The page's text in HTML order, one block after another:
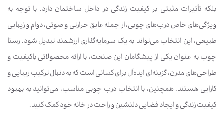
بلکه تأثیرات مثبتی بر کیفیت زندگی در داخل ساختمان دارد. با توجه به
ویژگی‌های خاص درب‌های چوبی، از جمله عایق حرارتی و صوتی، دوام و زیبایی
طبیعی، این انتخاب می‌تواند به یک سرمایه‌گذاری ارزشمند تبدیل شود. رستا
چوب به عنوان یکی از پیشگامان این صنعت، با ارائه محصولاتی باکیفیت و
طراحی‌های مدرن، گزینه‌ای ایده‌آل برای کسانی است که به دنبال ترکیب زیبایی و
کارایی هستند. همچنین، با انتخاب درب چوبی مناسب، می‌توانید به بهبود
کیفیت زندگی و ایجاد فضایی دلنشین و راحت در خانه خود کمک کنید.